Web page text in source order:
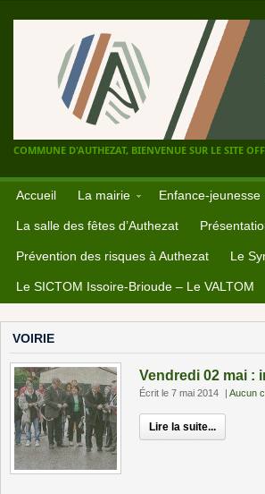
COMMUNE D'AUTHEZAT, BIENVENUE SUR LE SITE
Accueil La mairie Enfance-jeunesse
La salle des fêtes d’Authezat
Prévention des risques à Authezat Le
Le SICTOM Issoire-Brioude – Le VALTOM
VOIRIE
Vendredi 02 mai :
Écrit le 7 mai 2014 | Aucun
Lire la suite...